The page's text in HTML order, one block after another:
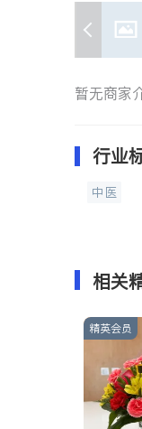
暂无商家
行业
中医
相关
精英会员